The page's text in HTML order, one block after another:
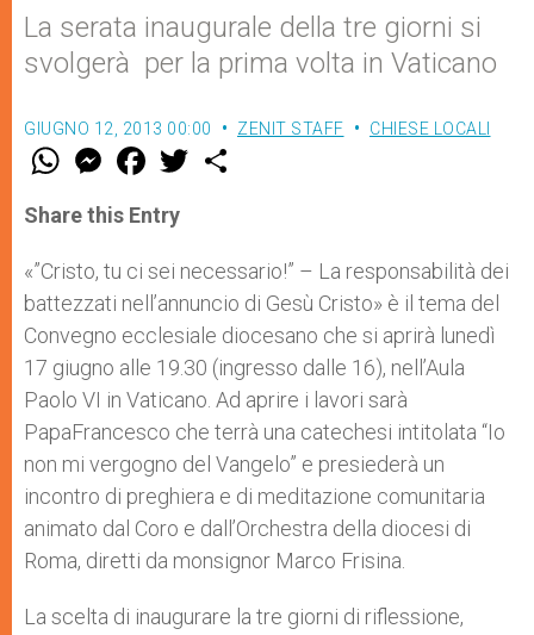
La serata inaugurale della tre giorni si
svolgerà per la prima volta in Vaticano
GIUGNO 12, 2013 00:00 ZENIT STAFF CHIESE LOCALI
W
t
s
p
p
M
e
s
e
g
e
r
F
a
e
b
o
k
w
r
Share this Entry
«”Cristo, tu ci sei necessario!” – La responsabilità dei
battezzati nell’annuncio di Gesù Cristo» è il tema del
Convegno ecclesiale diocesano che si aprirà lunedì
17 giugno alle 19.30 (ingresso dalle 16), nell’Aula
Paolo VI in Vaticano. Ad aprire i lavori sarà
PapaFrancesco che terrà una catechesi intitolata “Io
non mi vergogno del Vangelo” e presiederà un
incontro di preghiera e di meditazione comunitaria
animato dal Coro e dall’Orchestra della diocesi di
Roma, diretti da monsignor Marco Frisina.
La scelta di inaugurare la tre giorni di riflessione,